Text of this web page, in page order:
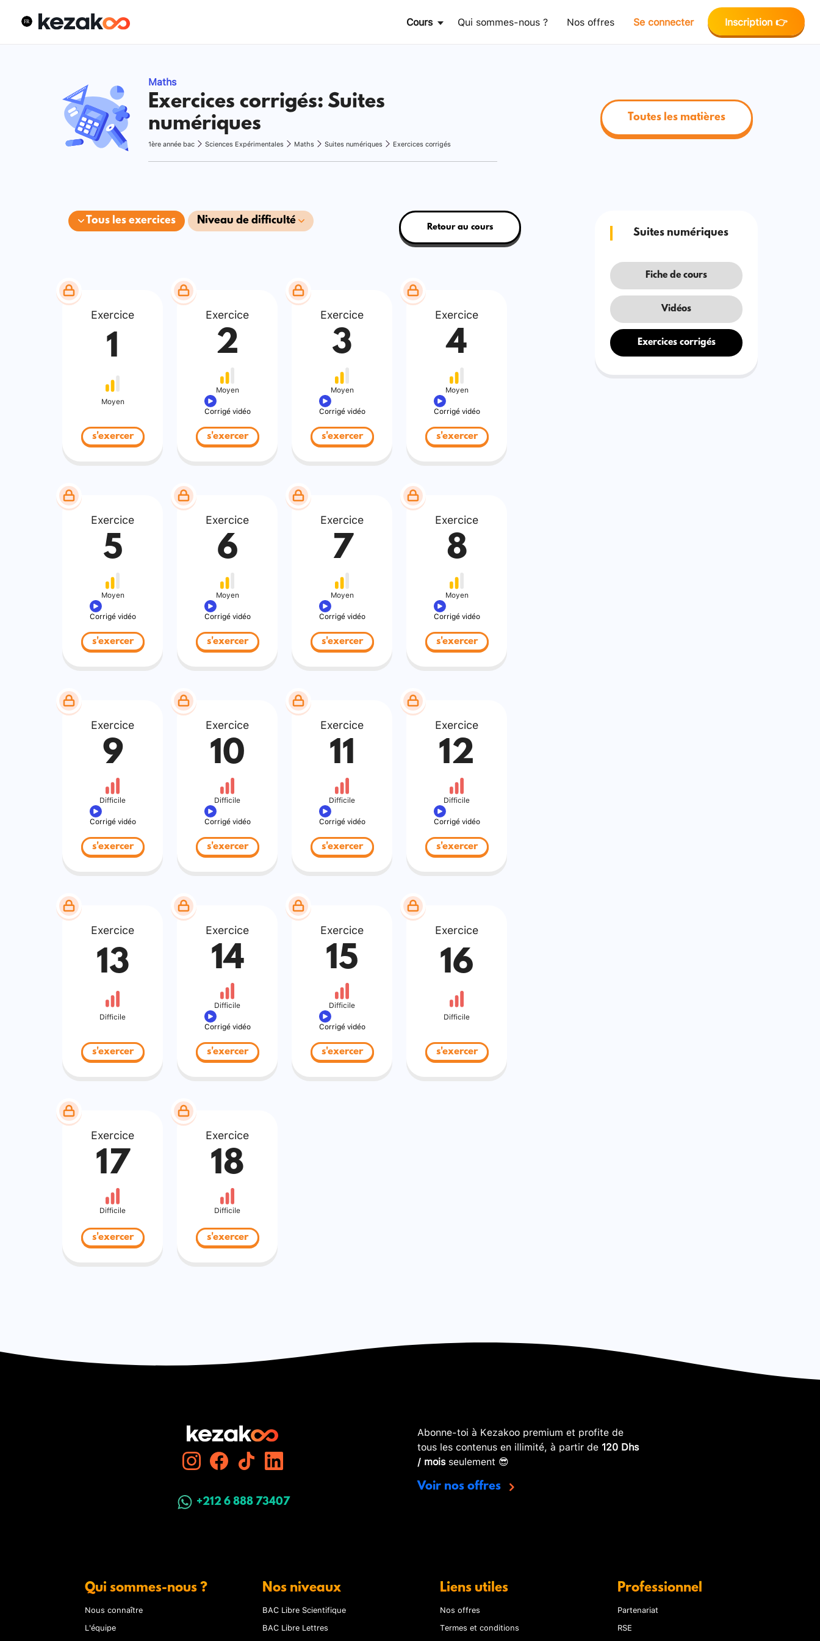
Cours Qui sommes-nous ? Nos offres Se connecter Inscription 👉
Maths
Exercices corrigés: Suites
numériques
1ère année bac Sciences Expérimentales Maths Suites numériques Exercices corrigés
Toutes les matières
Tous les exercices Niveau de difficulté
Retour au cours
Exercice
1
Moyen
s'exercer
Exercice
2
Moyen
Corrigé vidéo
s'exercer
Exercice
3
Moyen
Corrigé vidéo
s'exercer
Exercice
4
Moyen
Corrigé vidéo
s'exercer
Exercice
5
Moyen
Corrigé vidéo
s'exercer
Exercice
6
Moyen
Corrigé vidéo
s'exercer
Exercice
7
Moyen
Corrigé vidéo
s'exercer
Exercice
8
Moyen
Corrigé vidéo
s'exercer
Exercice
9
Difficile
Corrigé vidéo
s'exercer
Exercice
10
Difficile
Corrigé vidéo
s'exercer
Exercice
11
Difficile
Corrigé vidéo
s'exercer
Exercice
12
Difficile
Corrigé vidéo
s'exercer
Exercice
13
Difficile
s'exercer
Exercice
14
Difficile
Corrigé vidéo
s'exercer
Exercice
15
Difficile
Corrigé vidéo
s'exercer
Exercice
16
Difficile
s'exercer
Exercice
17
Difficile
s'exercer
Exercice
18
Difficile
s'exercer
Suites numériques
Fiche de cours
Vidéos
Exercices corrigés
+212 6 888 73407
Abonne-toi à Kezakoo premium et profite de
tous les contenus en illimité, à partir de 120 Dhs
/ moisseulement 😎
Voir nos offres
Qui sommes-nous ?
Nous connaître
L'équipe
Nos niveaux
BAC Libre Scientifique
BAC Libre Lettres
Liens utiles
Nos offres
Termes et conditions
Professionnel
Partenariat
RSE